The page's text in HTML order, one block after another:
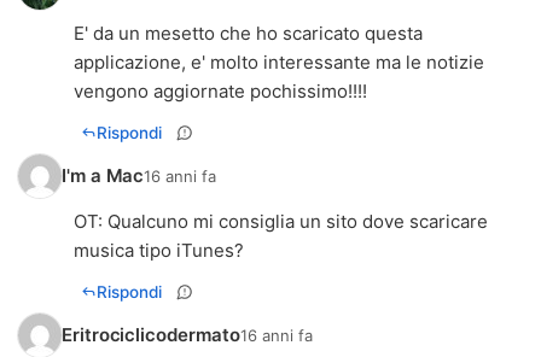
E' da un mesetto che ho scaricato questa
applicazione, e' molto interessante ma le notizie
vengono aggiornate pochissimo!!!!
Rispondi
I'm a Mac16 anni fa
OT: Qualcuno mi consiglia un sito dove scaricare
musica tipo iTunes?
Rispondi
Eritrociclicodermato16 anni fa